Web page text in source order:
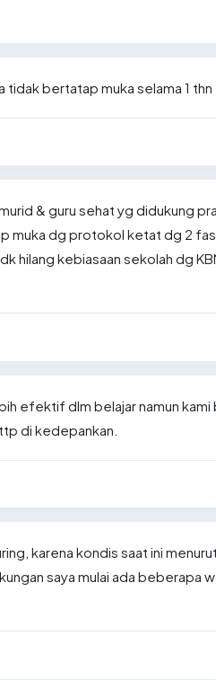
tidak bertatap muka selama 1 thn
& guru sehat yg didukung
muka dg protokol ketat dg 2
hilang kebiasaan sekolah dg
efektif dlm belajar namun kami
di kedepankan.
karena kondis saat ini
saya mulai ada beberapa